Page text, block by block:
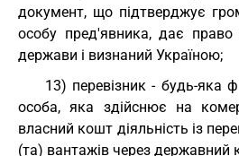
документ, що підтверджує
особу пред'явника, дає
держави і визнаний Україною;
13) перевізник - будь-яка
особа, яка здійснює на
власний кошт діяльність із
(та) вантажів через державний